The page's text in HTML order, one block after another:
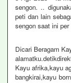
sengon. ..
peti dan lain
sengon saat ini
Dicari Beragam
Kayu afrika,kayu
bangkirai,kayu